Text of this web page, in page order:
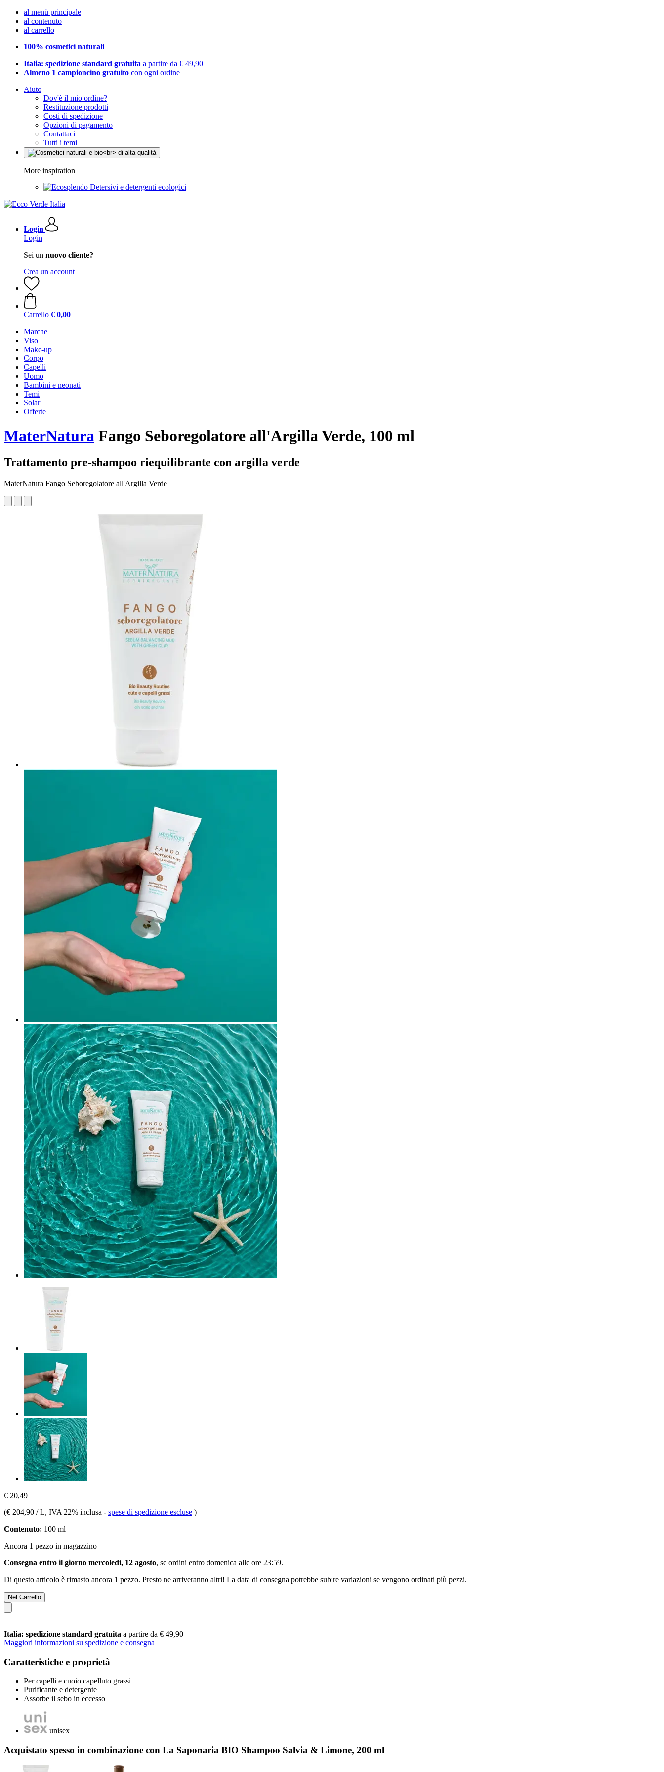
al menù principale
al contenuto
al carrello
100% cosmetici naturali
Italia: spedizione standard gratuita a partire da € 49,90
Almeno 1 campioncino gratuito con ogni ordine
Aiuto
Dov'è il mio ordine?
Restituzione prodotti
Costi di spedizione
Opzioni di pagamento
Contattaci
Tutti i temi
More inspiration
Detersivi e detergenti ecologici
Login
Login
Sei un nuovo cliente?
Crea un account
Carrello € 0,00
Marche
Viso
Make-up
Corpo
Capelli
Uomo
Bambini e neonati
Temi
Solari
Offerte
MaterNatura Fango Seboregolatore all'Argilla Verde, 100 ml
Trattamento pre-shampoo riequilibrante con argilla verde
MaterNatura Fango Seboregolatore all'Argilla Verde
€ 20,49
(€ 204,90 / L, IVA 22% inclusa - spese di spedizione escluse )
Contenuto: 100 ml
Ancora 1 pezzo in magazzino
Consegna entro il giorno mercoledì, 12 agosto, se ordini entro domenica alle ore 23:59.
Di questo articolo è rimasto ancora 1 pezzo. Presto ne arriveranno altri! La data di consegna potrebbe subire variazioni se vengono ordinati più pezzi.
Nel Carrello
Italia: spedizione standard gratuita a partire da € 49,90
Maggiori informazioni su spedizione e consegna
Caratteristiche e proprietà
Per capelli e cuoio capelluto grassi
Purificante e detergente
Assorbe il sebo in eccesso
unisex
Acquistato spesso in combinazione con La Saponaria BIO Shampoo Salvia & Limone, 200 ml